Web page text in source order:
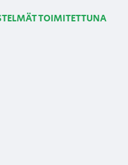
TOIMITETTUNA